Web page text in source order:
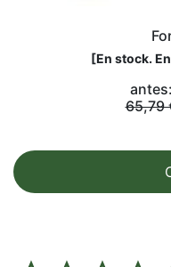
[En stock.
antes:
65,79